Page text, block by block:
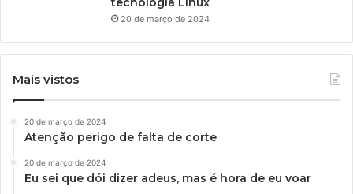
20 de março de 2024
Mais vistos
20 de março de 2024
Atenção perigo de falta de corte
20 de março de 2024
Eu sei que dói dizer adeus, mas é hora de eu voar